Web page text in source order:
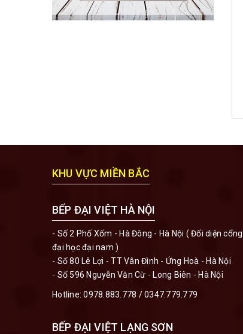
KHU VỰC MIỀN BẮC
BẾP ĐẠI VIỆT HÀ NỘI
- Số 2 Phố Xốm - Hà Đông - Hà Nội ( Đối diện
đại học đại nam )
- Số 80 Lê Lợi - TT Vân Đình - Ứng Hoà - Hà Nội
- Số 596 Nguyễn Văn Cừ - Long Biên - Hà Nội
Hotline:0978.883.778 /0347.779.779
BẾP ĐẠI VIỆT LẠNG SƠN